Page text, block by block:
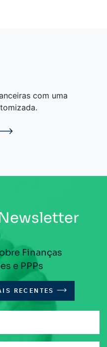
com uma
Finanças
e PPPs
RECENTES